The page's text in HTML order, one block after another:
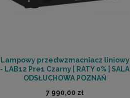
Lampowy przedwzmacniacz liniowy
- LAB12 Pre1 Czarny | RATY 0% | SALA
ODSŁUCHOWA POZNAŃ
7 990,00 zł